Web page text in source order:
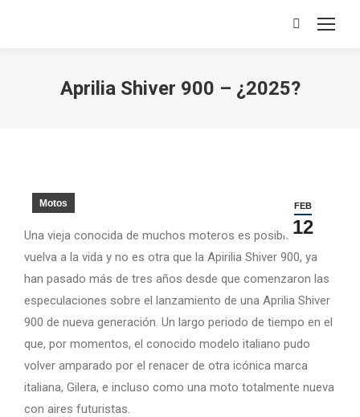
Search:
Aprilia Shiver 900 – ¿2025?
FEB
12
Motos
Una vieja conocida de muchos moteros es posible que
vuelva a la vida y no es otra que la Apirilia Shiver 900, ya
han pasado más de tres años desde que comenzaron las
especulaciones sobre el lanzamiento de una Aprilia Shiver
900 de nueva generación. Un largo periodo de tiempo en el
que, por momentos, el conocido modelo italiano pudo
volver amparado por el renacer de otra icónica marca
italiana, Gilera, e incluso como una moto totalmente nueva
con aires futuristas.